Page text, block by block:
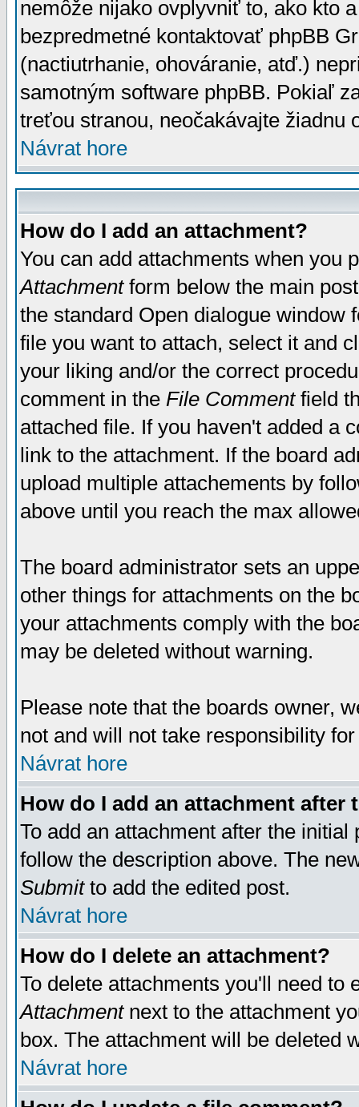
nemôže nijako ovplyvniť to, ako kto
bezpredmetné kontaktovať phpBB
(nactiutrhanie, ohováranie, atď.)
samotným software phpBB. Pokiaľ
treťou stranou, neočakávajte žiadnu
Návrat hore
How do I add an attachment?
You can add attachments when you
Attachmentform below the main
the standard Open dialogue window
file you want to attach, select it and
your liking and/or the correct
comment in the File Commentfield
attached file. If you haven't added a
link to the attachment. If the board
upload multiple attachements by
above until you reach the max
The board administrator sets an
other things for attachments on the
your attachments comply with the
may be deleted without warning.
Please note that the boards owner,
not and will not take responsibility
Návrat hore
How do I add an attachment after
To add an attachment after the
follow the description above. The
Submitto add the edited post.
Návrat hore
How do I delete an attachment?
To delete attachments you'll need
Attachmentnext to the attachment
box. The attachment will be deleted
Návrat hore